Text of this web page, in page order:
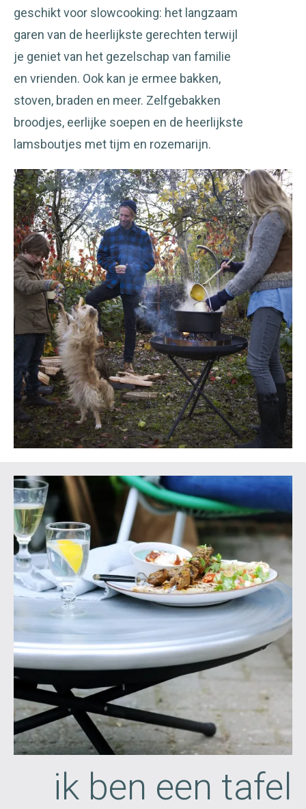
geschikt voor slowcooking: het langzaam
garen van de heerlijkste gerechten terwijl
je geniet van het gezelschap van familie
en vrienden. Ook kan je ermee bakken,
stoven, braden en meer. Zelfgebakken
broodjes, eerlijke soepen en de heerlijkste
lamsboutjes met tijm en rozemarijn.
ik ben een tafel